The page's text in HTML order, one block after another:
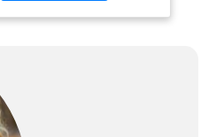
l'extérieur PAVILLON DE
JARDIN MODULABLE :